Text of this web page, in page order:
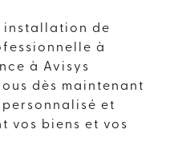
installation de
à
à Avisys
dès maintenant
et
vos biens et vos